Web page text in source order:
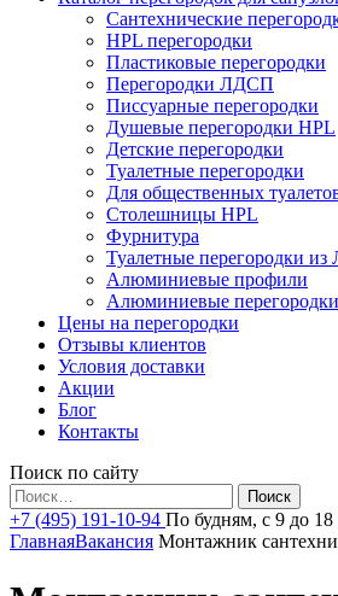
Сантехнические
HPL перегородки
Пластиковые перегородки
Перегородки ЛДСП
Писсуарные перегородки
Душевые перегородки HPL
Детские перегородки
Туалетные перегородки
Для общественных
Столешницы HPL
Фурнитура
Туалетные перегородки
Алюминиевые профили
Алюминиевые перегородки
Цены на перегородки
Отзывы клиентов
Условия доставки
Акции
Блог
Контакты
Поиск по сайту
Найти:
+7 (495) 191-10-94 По будням, с 9 до 18
ГлавнаяВакансия Монтажник